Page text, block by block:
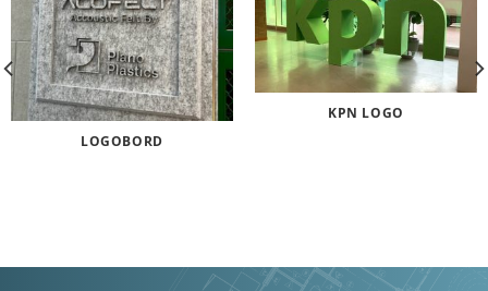
LOGOBORD
KPN LOGO